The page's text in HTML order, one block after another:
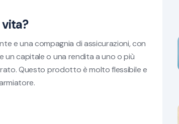
e una compagnia di assicurazioni, con
un capitale o una rendita a uno o più
Questo prodotto è molto flessibile e